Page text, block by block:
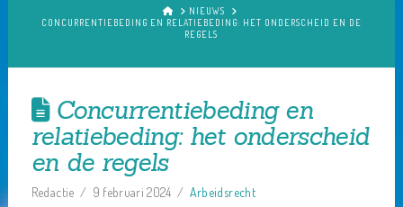
HOMENIEUWS
CONCURRENTIEBEDING EN RELATIEBEDING: HET ONDERSCHEID EN DE
REGELS
Concurrentiebeding en
relatiebeding: het onderscheid
en de regels
Redactie 9 februari 2024 Arbeidsrecht